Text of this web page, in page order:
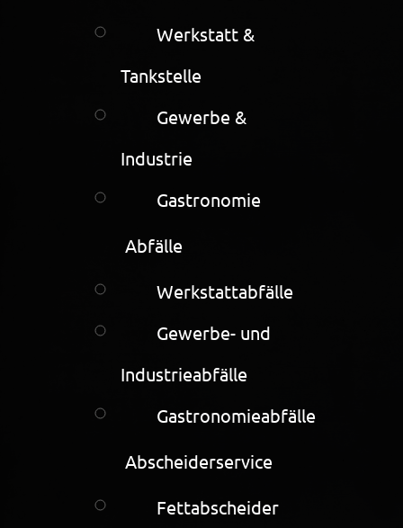
Werkstatt &
Tankstelle
Gewerbe &
Industrie
Gastronomie
Abfälle
Werkstattabfälle
Gewerbe- und
Industrieabfälle
Gastronomieabfälle
Abscheiderservice
Fettabscheider